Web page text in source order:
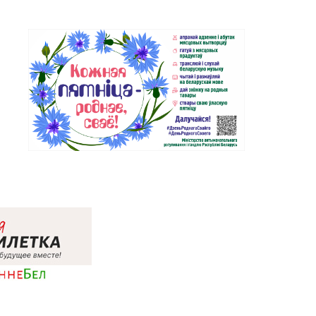
32-39, 75-30-39
Магазин №24 «Рубин» г.
Новополоцк, ул. Молодежная, д.
72
06, 33-63-05, 33-63-
Магазин №7 «Малахитовая
шкатулка» г. Гомель, пр-т
Победы, д. 18
05, 30-04-01
Магазин №20 «Кристалл» г.
18, 56-53-06
94-00, 71-94-01, 71-94-